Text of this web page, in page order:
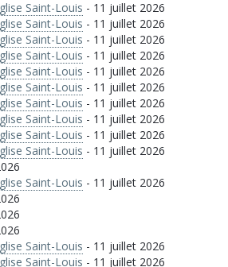
Saint-Louis - 11 juillet 2026
Saint-Louis - 11 juillet 2026
Saint-Louis - 11 juillet 2026
Saint-Louis - 11 juillet 2026
Saint-Louis - 11 juillet 2026
Saint-Louis - 11 juillet 2026
Saint-Louis - 11 juillet 2026
Saint-Louis - 11 juillet 2026
Saint-Louis - 11 juillet 2026
Saint-Louis - 11 juillet 2026
Saint-Louis - 11 juillet 2026
Saint-Louis - 11 juillet 2026
Saint-Louis - 11 juillet 2026